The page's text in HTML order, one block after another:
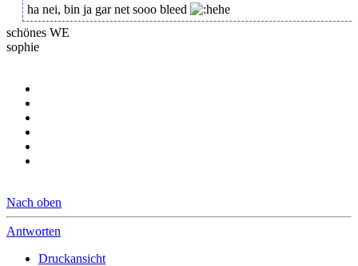
ha nei, bin ja gar net sooo bleed
schönes WE
sophie
Nach oben
Antworten
Druckansicht